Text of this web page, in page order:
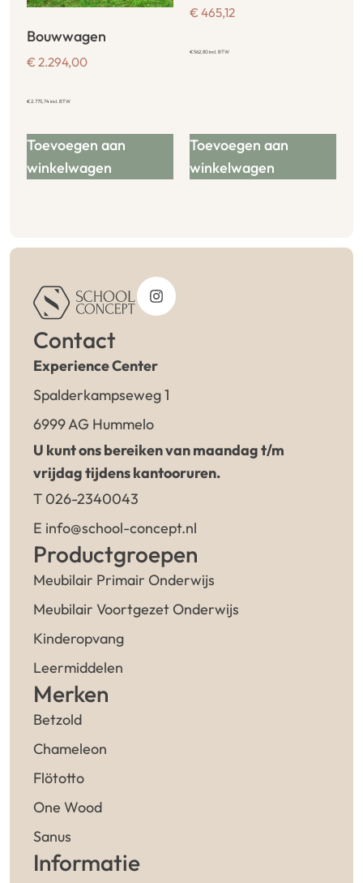
Bouwwagen
€ 2.294,00
€2.775,74incl. BTW
Toevoegen aan
winkelwagen
€ 465,12
€562,80incl. BTW
Toevoegen aan
winkelwagen
Contact
Experience Center
Spalderkampseweg 1
6999 AG Hummelo
U kunt ons bereiken van maandag t/m
vrijdag tijdens kantooruren.
T 026-2340043
E info@school-concept.nl
Productgroepen
Meubilair Primair Onderwijs
Meubilair Voortgezet Onderwijs
Kinderopvang
Leermiddelen
Merken
Betzold
Chameleon
Flötotto
One Wood
Sanus
Informatie